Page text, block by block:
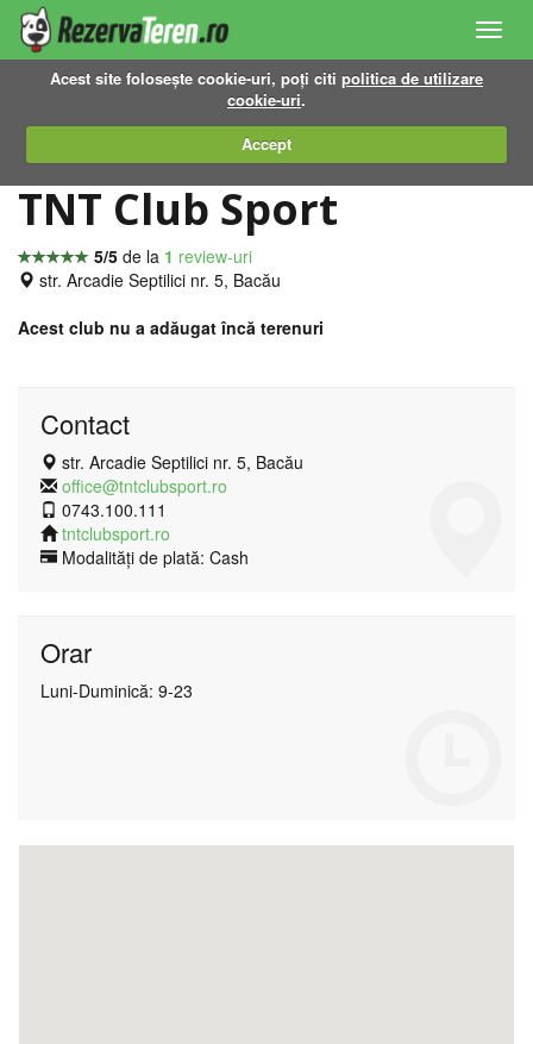
Acest site folosește cookie-uri, poți citi politica de utilizare
cookie-uri.
Accept
TNT Club Sport
5/5 de la 1 review-uri
str. Arcadie Septilici nr. 5, Bacău
Acest club nu a adăugat încă terenuri
Contact
str. Arcadie Septilici nr. 5, Bacău
office@tntclubsport.ro
0743.100.111
tntclubsport.ro
Modalități de plată: Cash
Orar
Luni-Duminică: 9-23